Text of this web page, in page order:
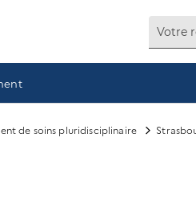
de soins pluridisciplinaire